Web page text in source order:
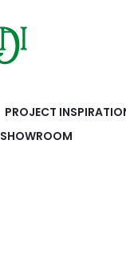
PROJECT
SHOWROOM